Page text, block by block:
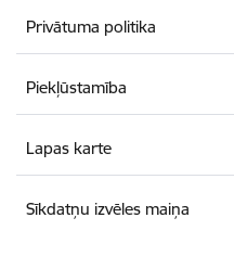
Privātuma politika
Piekļūstamība
Lapas karte
Sīkdatņu izvēles maiņa